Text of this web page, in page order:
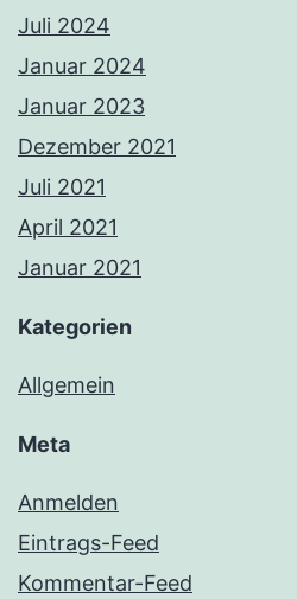
Juli 2024
Januar 2024
Januar 2023
Dezember 2021
Juli 2021
April 2021
Januar 2021
Kategorien
Allgemein
Meta
Anmelden
Eintrags-Feed
Kommentar-Feed